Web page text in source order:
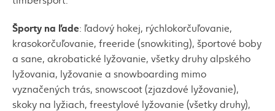
Športy na ľade: ľadový hokej, rýchlokorčuľovanie,
krasokorčuľovanie, freeride (snowkiting), športové boby
a sane, akrobatické lyžovanie, všetky druhy alpského
lyžovania, lyžovanie a snowboarding mimo
vyznačených trás, snowscoot(zjazdové lyžovanie),
skoky na lyžiach, freestylové lyžovanie (všetky druhy),